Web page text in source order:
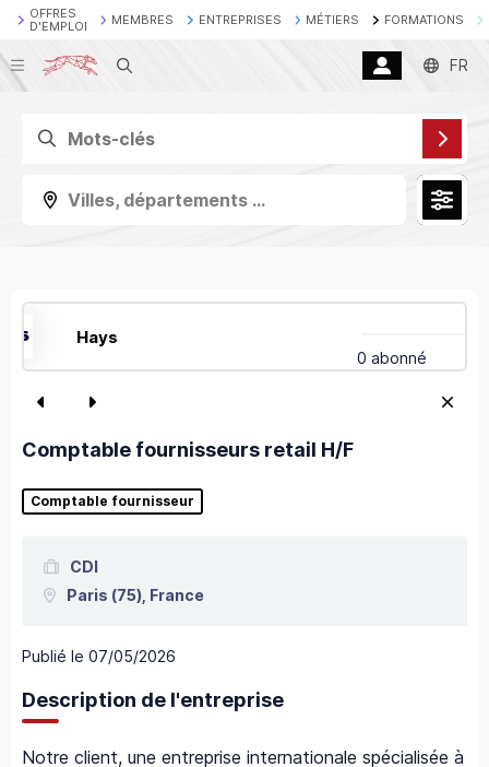
OFFRES
D'EMPLOI
MEMBRES ENTREPRISES MÉTIERS FORMATIONS
Recherche FR
Villes, départements ...
Hays
0 abonné
Comptable fournisseurs retail H/F
Comptable fournisseur
CDI
Paris (75), France
Publié le 07/05/2026
Description de l'entreprise
Notre client, une entreprise internationale spécialisée à